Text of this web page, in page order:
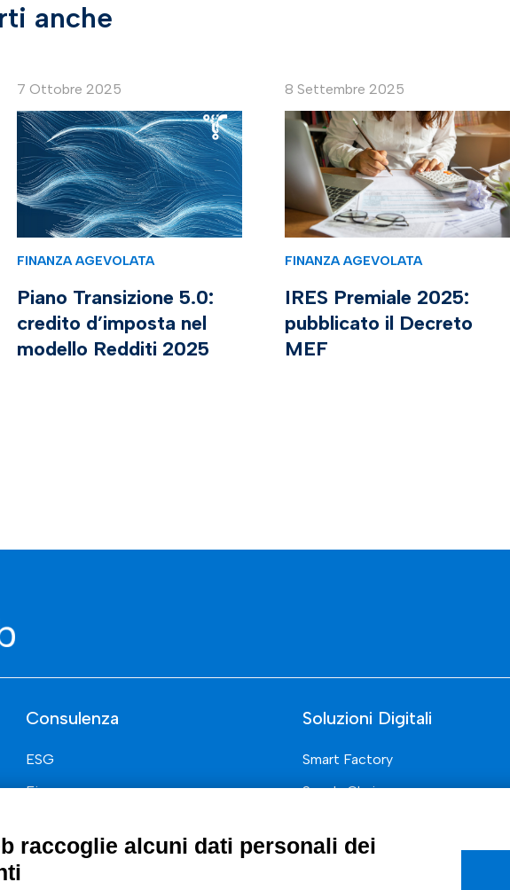
anche
7 Ottobre 2025
FINANZA AGEVOLATA
Piano Transizione 5.0:
credito d’imposta nel
modello Redditi 2025
8 Settembre 2025
FINANZA AGEVOLATA
IRES Premiale 2025:
pubblicato il Decreto
MEF
Consulenza
ESG
Finanza
Innovazione di prodotto e processo
Soluzioni Digitali
Smart Factory
Supply Chain
Soluzioni AI
raccoglie alcuni dati personali dei